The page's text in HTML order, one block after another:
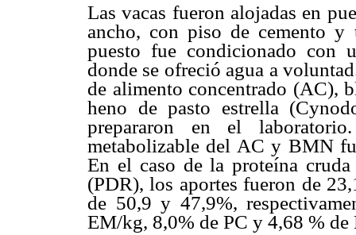
Las vacas fueron alojadas en
ancho, con piso de cemento y
puesto fue condicionado con
donde se ofreció agua a
de alimento concentrado (AC),
heno de pasto estrella
prepararon en el
metabolizable del AC y BMN
En el caso de la proteína
(PDR), los aportes fueron de
de 50,9 y 47,9%,
EM/kg, 8,0% de PC y 4,68 % de